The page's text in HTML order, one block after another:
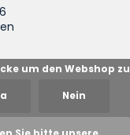
um den Webshop zu
Nein